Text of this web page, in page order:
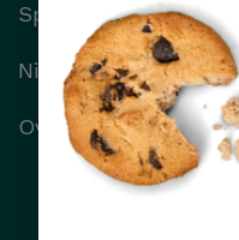
Specialisten
Nieuws
Over Transhair